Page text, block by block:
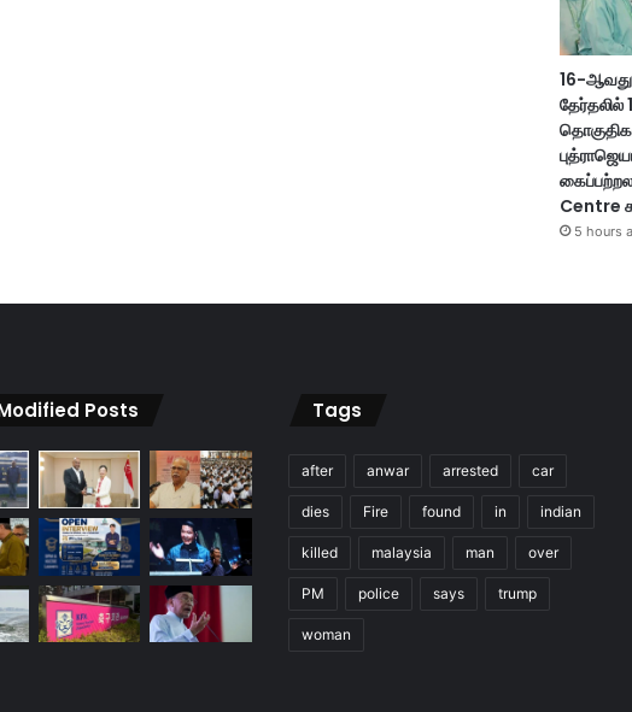
16-
தேர்தலில்
Centre
5 hours
Posts Tags
after anwar arrested car
dies Fire found in indian
killed malaysia man over
PM police says trump
woman